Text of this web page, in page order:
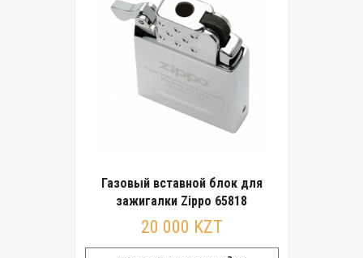
Газовый вставной блок для
зажигалки Zippo 65818
20 000 KZT